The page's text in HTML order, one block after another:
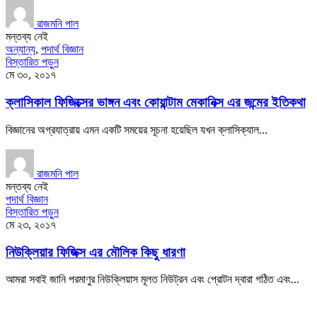
রাজমনি পাল
মন্তব্য নেই
অন্যান্য, পদার্থ বিজ্ঞান
বিস্তারিত পড়ুন
মে ৩০, ২০১৭
ক্লাসিকাল ফিজিক্সের ভাঙ্গন এবং কোয়ান্টাম মেকানিক্স এর জন্মের ইতিকথা
বিজ্ঞানের অগ্রযাত্রায় এমন একটি সময়ের সূচনা হয়েছিল যখন ক্লাসিক্যাল...
রাজমনি পাল
মন্তব্য নেই
পদার্থ বিজ্ঞান
বিস্তারিত পড়ুন
মে ২৩, ২০১৭
নিউক্লিয়ার ফিজিক্স এর মৌলিক কিছু ধারণা
আমরা সবাই জানি পরমাণুর নিউক্লিয়াস মূলত নিউট্রন এবং প্রোটন দ্বারা গঠিত এবং...